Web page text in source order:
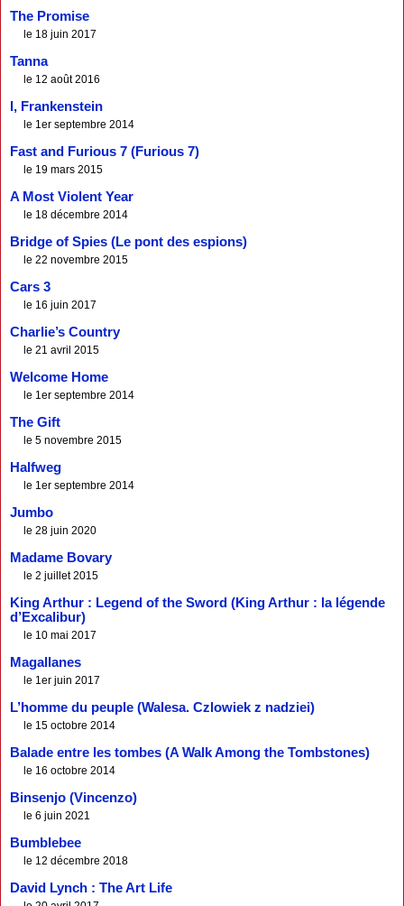
The Promise
le 18 juin 2017
Tanna
le 12 août 2016
I, Frankenstein
le 1er septembre 2014
Fast and Furious 7 (Furious 7)
le 19 mars 2015
A Most Violent Year
le 18 décembre 2014
Bridge of Spies (Le pont des espions)
le 22 novembre 2015
Cars 3
le 16 juin 2017
Charlie’s Country
le 21 avril 2015
Welcome Home
le 1er septembre 2014
The Gift
le 5 novembre 2015
Halfweg
le 1er septembre 2014
Jumbo
le 28 juin 2020
Madame Bovary
le 2 juillet 2015
King Arthur : Legend of the Sword (King Arthur : la légende
d’Excalibur)
le 10 mai 2017
Magallanes
le 1er juin 2017
L’homme du peuple (Walesa. Czlowiek z nadziei)
le 15 octobre 2014
Balade entre les tombes (A Walk Among the Tombstones)
le 16 octobre 2014
Binsenjo (Vincenzo)
le 6 juin 2021
Bumblebee
le 12 décembre 2018
David Lynch : The Art Life